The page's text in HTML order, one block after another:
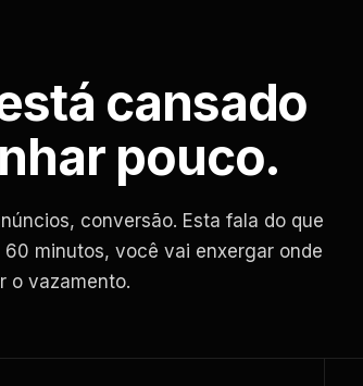
cansado
pouco.
conversão. Esta fala do que
60 minutos, você vai enxergar onde
o vazamento.